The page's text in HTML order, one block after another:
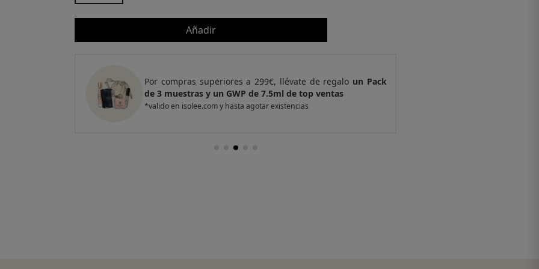
Añadir
Por compras superiores a 299€, llévate de regalo un Pack
de 3 muestras y un GWP de 7.5ml de top ventas
*valido en isolee.com y hasta agotar existencias